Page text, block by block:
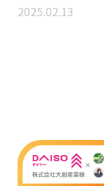
2025.02.13